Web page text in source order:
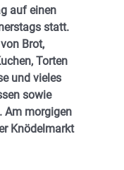
auf einen
statt.
Brot,
Torten
und vieles
sowie
Am morgigen
Knödelmarkt